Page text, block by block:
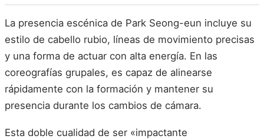
La presencia escénica de Park Seong-eun incluye su
estilo de cabello rubio, líneas de movimiento precisas
y una forma de actuar con alta energía. En las
coreografías grupales, es capaz de alinearse
rápidamente con la formación y mantener su
presencia durante los cambios de cámara.
Esta doble cualidad de ser «impactante